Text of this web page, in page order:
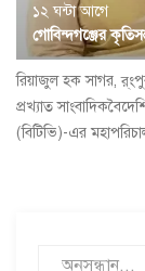
১২ ঘন্টা আগে
গোবিন্দগঞ্জের
রিয়াজুল হক সাগর,
প্রখ্যাত
(বিটিভি)-এর